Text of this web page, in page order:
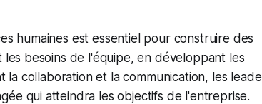
humaines est essentiel pour construire des
besoins de l'équipe, en développant les
collaboration et la communication, les
qui atteindra les objectifs de l'entreprise.